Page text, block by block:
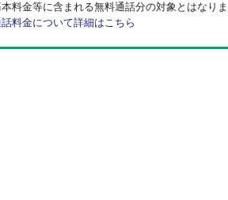
本料金等に含まれる無料通話分の対象とはなり
料金について詳細はこちら